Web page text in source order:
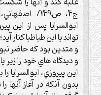
ابوالسرايا پس از اين
تواند با ابن طباطبا کنار
و متدين بود که حاضر
و ديدگاه هاي خود را زير
اين پيروزي،
بدون آنکه در آغاز